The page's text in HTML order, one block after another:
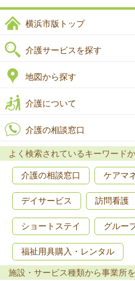
横浜市版トップ
介護サービスを探す
地図から探す
介護について
介護の相談窓口
よく検索されているキーワード
介護の相談窓口 ケアマ
デイサービス 訪問看護
ショートステイ グルー
福祉用具購入・レンタル
施設・サービス種類から事業所